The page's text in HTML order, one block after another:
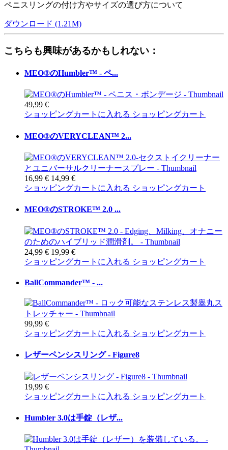
ペニスリングの付け方やサイズの選び方について
ダウンロード (1.21M)
こちらも興味があるかもしれない：
MEO®のHumbler™ - ペ...
49,99 €
ショッピングカートに入れる ショッピングカート
MEO®のVERYCLEAN™ 2...
16,99 € 14,99 €
ショッピングカートに入れる ショッピングカート
MEO®のSTROKE™ 2.0 ...
24,99 € 19,99 €
ショッピングカートに入れる ショッピングカート
BallCommander™ - ...
99,99 €
ショッピングカートに入れる ショッピングカート
レザーペンシスリング - Figure8
19,99 €
ショッピングカートに入れる ショッピングカート
Humbler 3.0は手錠（レザ...